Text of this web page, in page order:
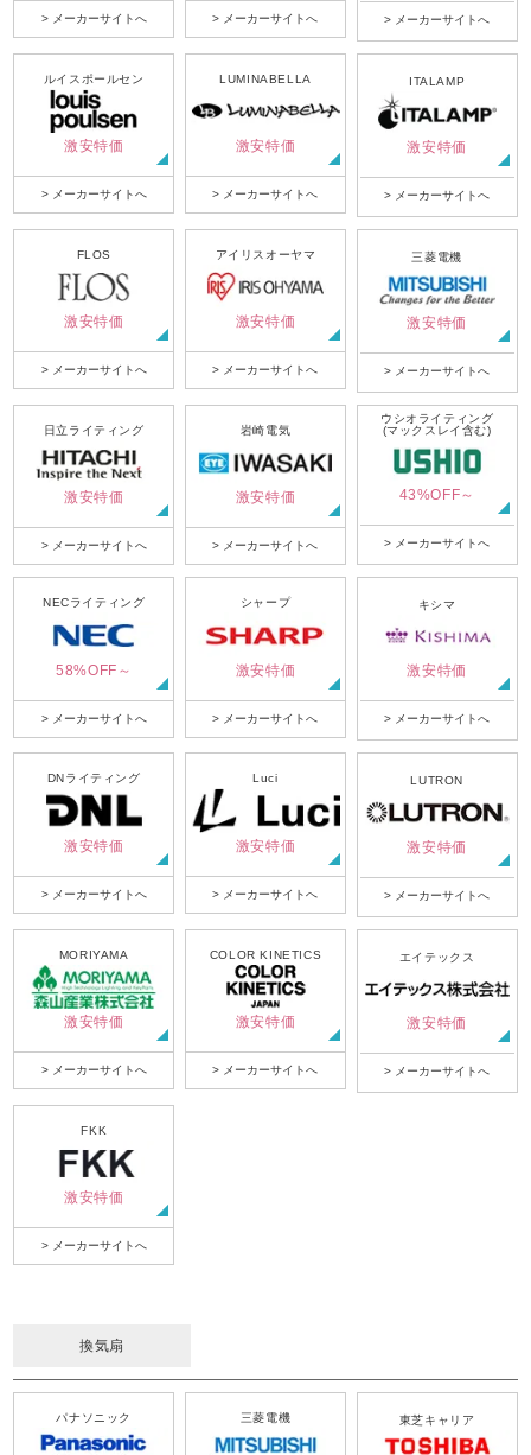
> メーカーサイトへ > メーカーサイトへ > メーカーサイトへ
ルイスポールセン
激安特価
> メーカーサイトへ
LUMINABELLA
激安特価
> メーカーサイトへ
ITALAMP
激安特価
> メーカーサイトへ
FLOS
激安特価
> メーカーサイトへ
アイリスオーヤマ
激安特価
> メーカーサイトへ
三菱電機
激安特価
> メーカーサイトへ
日立ライティング
激安特価
> メーカーサイトへ
岩崎電気
激安特価
> メーカーサイトへ
ウシオライティング
(マックスレイ含む)
43%OFF～
> メーカーサイトへ
NECライティング
58%OFF～
> メーカーサイトへ
シャープ
激安特価
> メーカーサイトへ
キシマ
激安特価
> メーカーサイトへ
DNライティング
激安特価
> メーカーサイトへ
Luci
激安特価
> メーカーサイトへ
LUTRON
激安特価
> メーカーサイトへ
MORIYAMA
激安特価
> メーカーサイトへ
COLOR KINETICS
激安特価
> メーカーサイトへ
エイテックス
激安特価
> メーカーサイトへ
FKK
激安特価
> メーカーサイトへ
換気扇
パナソニック 三菱電機 東芝キャリア